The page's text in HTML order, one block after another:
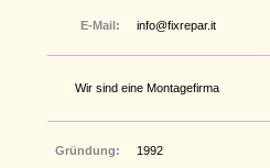
E-Mail: info@fixrepar.it
Wir sind eine Montagefirma
Gründung: 1992